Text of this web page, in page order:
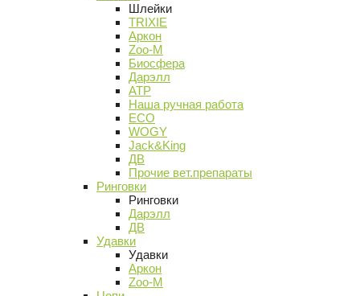
Шлейки
TRIXIE
Аркон
Zoo-M
Биосфера
Дарэлл
АТР
Наша ручная работа
ECO
WOGY
Jack&King
ДВ
Прочие вет.препараты
Ринговки
Ринговки
Дарэлл
ДВ
Удавки
Удавки
Аркон
Zoo-M